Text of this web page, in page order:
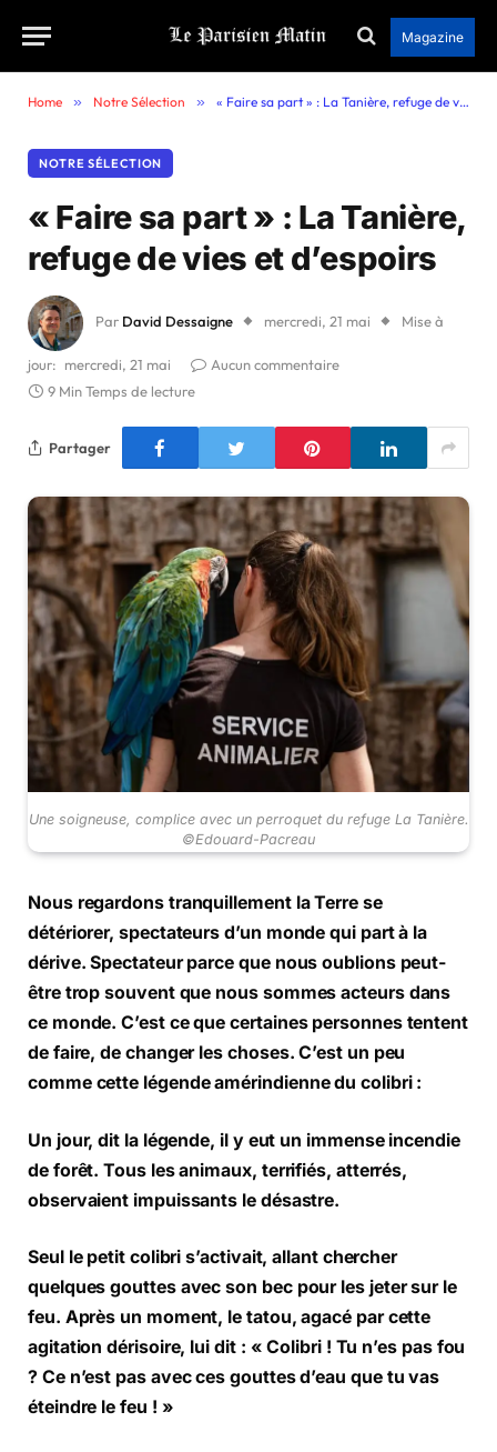
Magazine
Home » Notre Sélection » « Faire sa part » : La Tanière, refuge de vies et d’espoirs
NOTRE SÉLECTION
« Faire sa part » : La Tanière,
refuge de vies et d’espoirs
Par David Dessaigne mercredi, 21 mai Mise à
jour: mercredi, 21 mai
Aucun commentaire
9 Min Temps de lecture
Partager
Une soigneuse, complice avec un perroquet du refuge La Tanière.
©Edouard-Pacreau
Nous regardons tranquillement la Terre se
détériorer, spectateurs d’un monde qui part à la
dérive. Spectateur parce que nous oublions peut-
être trop souvent que nous sommes acteurs dans
ce monde. C’est ce que certaines personnes tentent
de faire, de changer les choses. C’est un peu
comme cette légende amérindienne du colibri :
Un jour, dit la légende, il y eut un immense incendie
de forêt. Tous les animaux, terrifiés, atterrés,
observaient impuissants le désastre.
Seul le petit colibri s’activait, allant chercher
quelques gouttes avec son bec pour les jeter sur le
feu. Après un moment, le tatou, agacé par cette
agitation dérisoire, lui dit : « Colibri ! Tu n’es pas fou
? Ce n’est pas avec ces gouttes d’eau que tu vas
éteindre le feu ! »